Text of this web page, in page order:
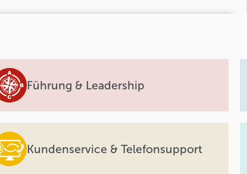
Führung & Leadership
Kundenservice & Telefonsupport